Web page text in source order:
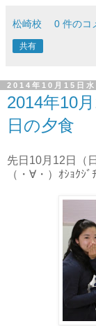
松崎校 0 件のコ
共有
2014年10月15日水
2014年10
日の夕食
先日10月12日（
（・∀・）ｵｼｮｸｼﾞ